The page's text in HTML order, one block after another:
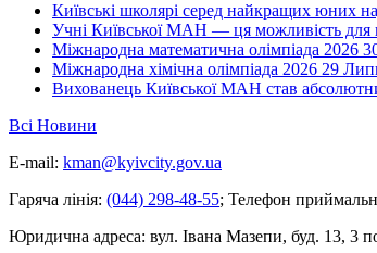
Київські школярі серед найкращих юних
Учні Київської МАН — ця можливість для
Міжнародна математична олімпіада 2026
Міжнародна хімічна олімпіада 2026 29
Вихованець Київської МАН став
Всі Новини
E-mail: kman@kyivcity.gov.ua
Гаряча лінія: (044) 298-48-55; Телефон
Юридична адреса: вул. Івана Мазепи, буд. 13, 3